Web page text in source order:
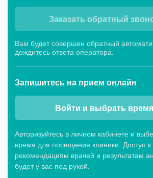
Заказать обратный
Вам будет совершен обратный
дождитесь ответа оператора.
Запишитесь на прием онлайн
Войти и выбрать время
Авторизуйтесь в личном кабинете и
время для посещения клиники. Доступ
рекомендациям врачей и результатам
будет у вас под рукой.